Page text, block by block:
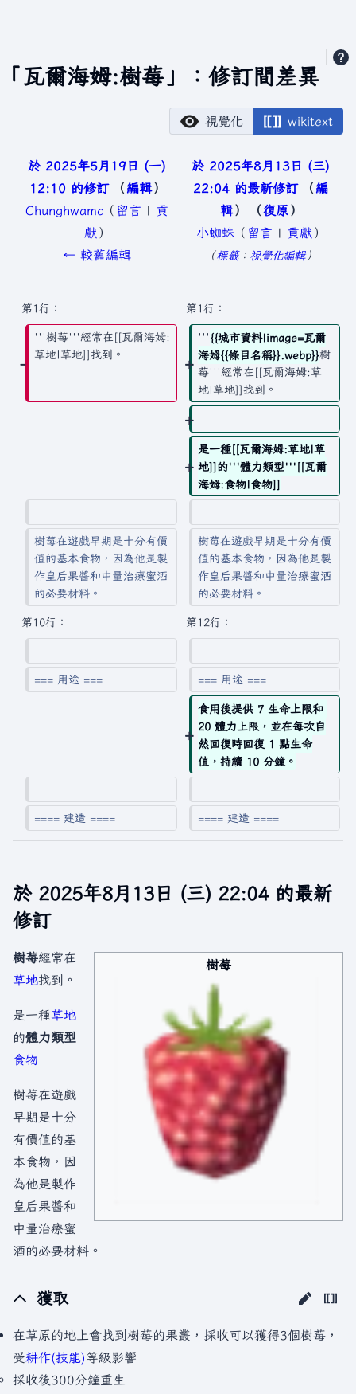
「瓦爾海姆:樹莓」：修訂間差異
視覺化 wikitext
於 2025年5月19日 (一)
12:10 的修訂
編輯
Chunghwamc（ 留言 | 貢
獻 ）
摘
← 較舊編輯
於 2025年8月13日 (三)
22:04 的最新修訂
編
輯
復原
小蜘蛛（ 留言 | 貢獻 ）
摘
標籤： 視覺化編輯
第1行： 第1行：
'''樹莓'''經常在[[瓦爾海姆:
草地|草地]]找到。
'''{{城市資料|image=瓦爾
海姆{{條目名稱}}.webp}}樹
莓'''經常在[[瓦爾海姆:草
地|草地]]找到。
是一種[[瓦爾海姆:草地|草
地]]的'''體力類型'''[[瓦爾
海姆:食物|食物]]
樹莓在遊戲早期是十分有價
值的基本食物，因為他是製
作皇后果醬和中量治療蜜酒
的必要材料。
樹莓在遊戲早期是十分有價
值的基本食物，因為他是製
作皇后果醬和中量治療蜜酒
的必要材料。
第10行： 第12行：
=== 用途 === === 用途 ===
食用後提供 7 生命上限和
20 體力上限，並在每次自
然回復時回復 1 點生命
值，持續 10 分鐘。
==== 建造 ==== ==== 建造 ====
於 2025年8月13日 (三) 22:04 的最新
修訂
樹莓
樹莓經常在
草地找到。
是一種草地
的體力類型
食物
樹莓在遊戲
早期是十分
有價值的基
本食物，因
為他是製作
皇后果醬和
中量治療蜜
酒的必要材料。
獲取
在草原的地上會找到樹莓的果叢，採收可以獲得3個樹莓，
受耕作(技能)等級影響
採收後300分鐘重生